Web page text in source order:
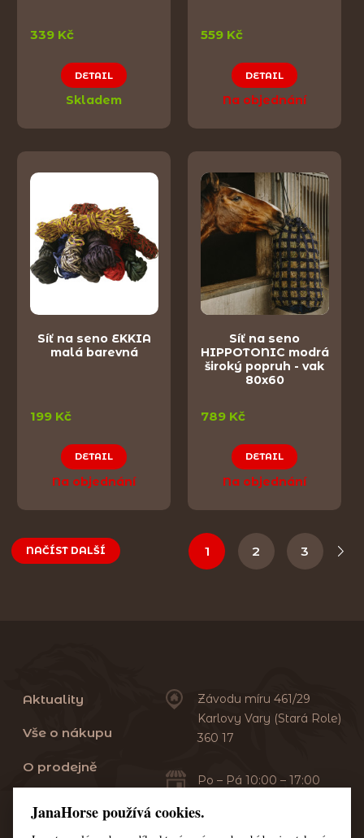
339 Kč
DETAIL
Skladem
559 Kč
DETAIL
Na objednání
Síť na seno EKKIA
malá barevná
199 Kč
DETAIL
Na objednání
Síť na seno
HIPPOTONIC modrá
široký popruh - vak
80x60
789 Kč
DETAIL
Na objednání
NAČÍST DALŠÍ 1 2 3
Aktuality
Vše o nákupu
O prodejně
Servis
Závodu míru 461/29
Karlovy Vary (Stará Role)
360 17
Po – Pá 10:00 – 17:00
JanaHorse používá cookies.